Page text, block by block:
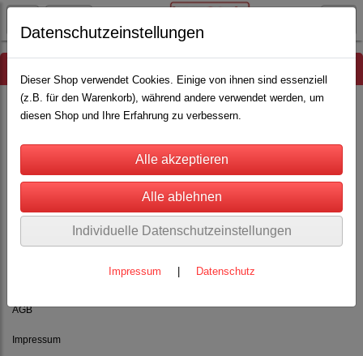
AGB
Impressum
Datenschutzeinstellungen
Dieser Shop verwendet Cookies. Einige von ihnen sind essenziell
(z.B. für den Warenkorb), während andere verwendet werden, um
diesen Shop und Ihre Erfahrung zu verbessern.
Individuelle Datenschutzeinstellungen
Impressum Datenschutz